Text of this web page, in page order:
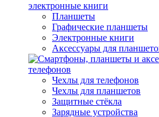
электронные книги
Планшеты
Графические планшеты
Электронные книги
Аксессуары для
телефонов
Чехлы для телефонов
Чехлы для планшетов
Защитные стёкла
Зарядные устройства